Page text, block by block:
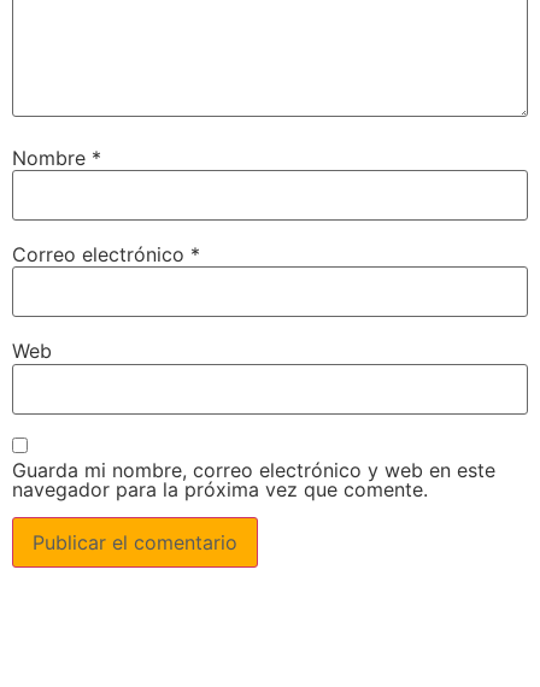
Nombre *
Correo electrónico *
Web
Guarda mi nombre, correo electrónico y web en este
navegador para la próxima vez que comente.